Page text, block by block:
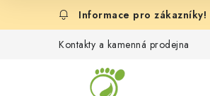
Kontakty a kamenná prodejna